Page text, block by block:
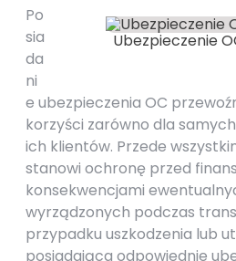
Ubezpieczenie
Po
sia
da
ni
e ubezpieczenia OC
korzyści zarówno dla
ich klientów. Przede
stanowi ochronę przed
konsekwencjami
wyrządzonych podczas
przypadku uszkodzenia lub
posiadająca odpowiednie